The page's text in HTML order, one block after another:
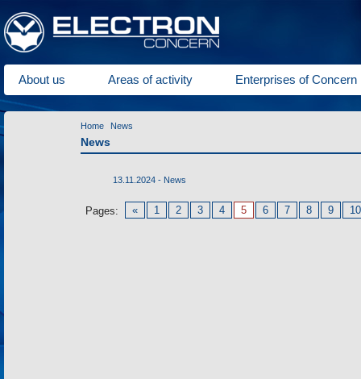
About us Areas of activity Enterprises of Concern
Home News
News
13.11.2024 - News
Pages: « 1 2 3 4 5 6 7 8 9 10